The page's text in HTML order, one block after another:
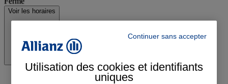
Voir les horaires
Continuer sans accepter
Utilisation des cookies et identifiants
uniques